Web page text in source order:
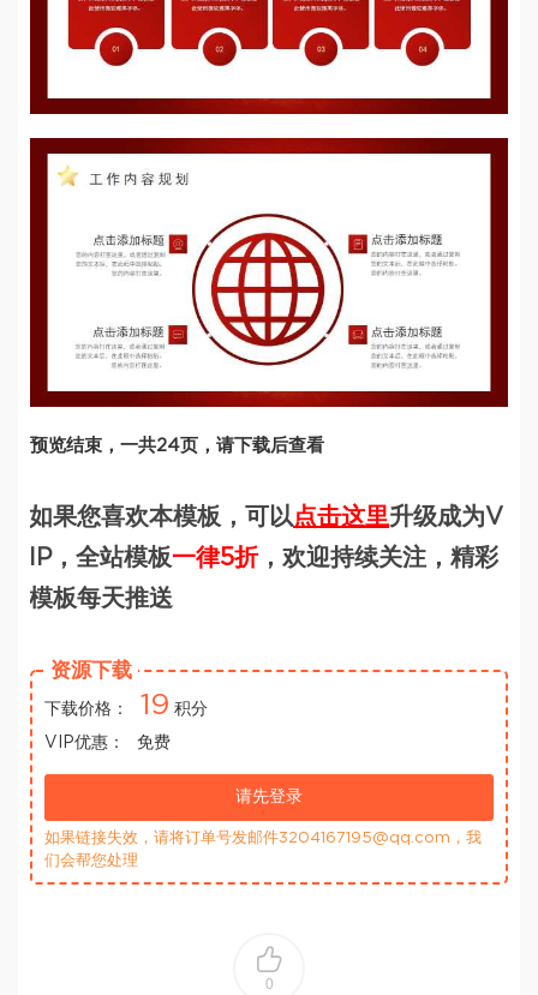
预览结束，一共24页，请下载后查看
如果您喜欢本模板，可以点击这里升级成为V
IP，全站模板一律5折，欢迎持续关注，精彩
模板每天推送
资源下载
下载价格： 19 积分
VIP优惠：
免费
请先登录
如果链接失效，请将订单号发邮件3204167195@qq.com，我
们会帮您处理
0